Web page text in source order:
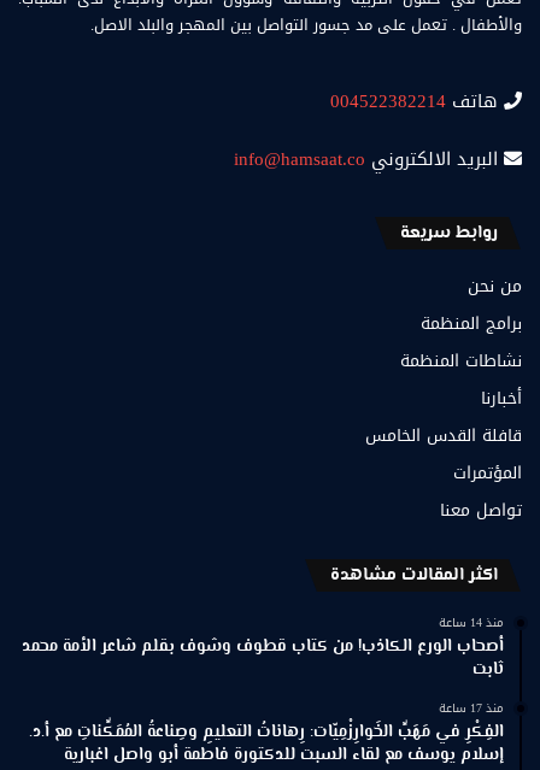
والأطفال . تعمل على مد جسور التواصل بين المهجر والبلد الاصل.
هاتف 004522382214
البريد الالكتروني info@hamsaat.co
روابط سريعة
من نحن
برامج المنظمة
نشاطات المنظمة
أخبارنا
قافلة القدس الخامس
المؤتمرات
تواصل معنا
اكثر المقالات مشاهدة
منذ 14 ساعة
أصحاب الورع الكاذب! من كتاب قطوف وشوف بقلم شاعر الأمة محمد
ثابت
منذ 17 ساعة
الفِكْرِ في مَهَبِّ الخَوارِزْمِيّات: رِهاناتُ التعليمِ وصِناعةُ المُمَكِّناتِ مع أ.د.
إسلام يوسف مع لقاء السبت للدكتورة فاطمة أبو واصل اغبارية